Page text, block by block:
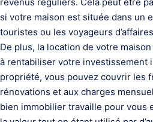
si votre maison est située dans un
touristes ou les voyageurs
De plus, la location de votre
à rentabiliser votre investissement
propriété, vous pouvez couvrir les
rénovations et aux charges
bien immobilier travaille pour vous